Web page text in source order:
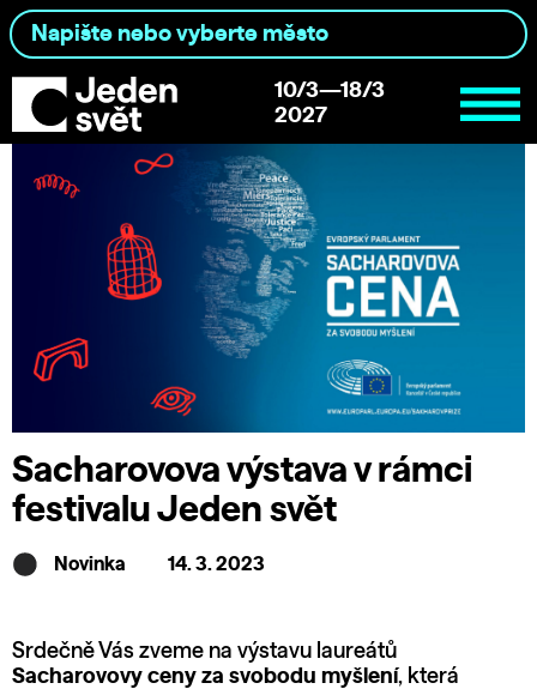
10/3—18/3
2027
Sacharovova výstava v rámci
festivalu Jeden svět
Novinka 14. 3. 2023
Srdečně Vás zveme na výstavu laureátů
Sacharovovy ceny za svobodu myšlení, která